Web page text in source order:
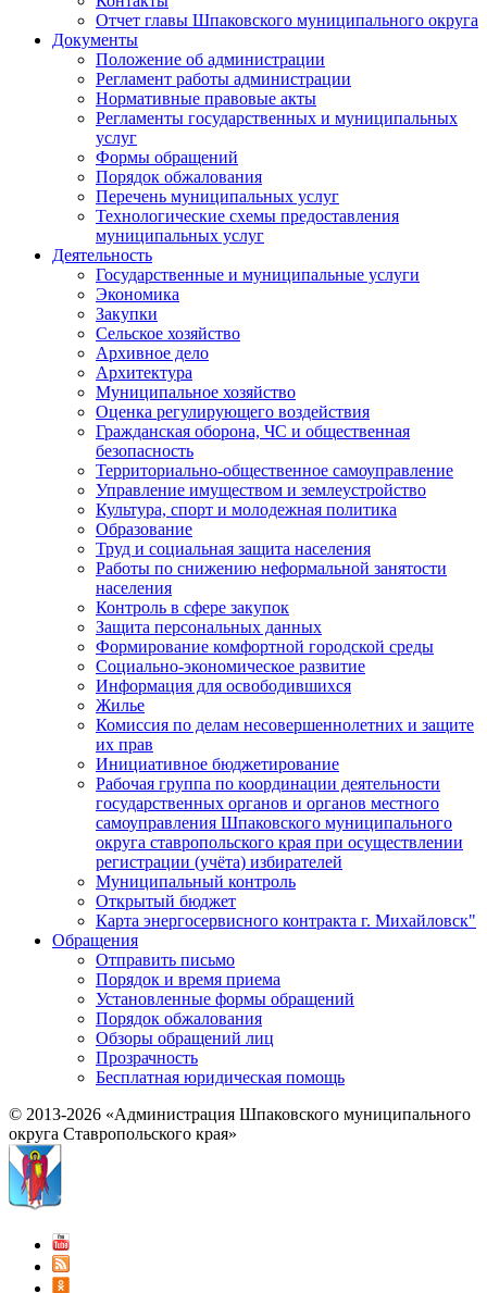
Отчет главы Шпаковского муниципального округа
Документы
Положение об администрации
Регламент работы администрации
Нормативные правовые акты
Регламенты государственных и муниципальных
услуг
Формы обращений
Порядок обжалования
Перечень муниципальных услуг
Технологические схемы предоставления
муниципальных услуг
Деятельность
Государственные и муниципальные услуги
Экономика
Закупки
Сельское хозяйство
Архивное дело
Архитектура
Муниципальное хозяйство
Оценка регулирующего воздействия
Гражданская оборона, ЧС и общественная
безопасность
Территориально-общественное самоуправление
Управление имуществом и землеустройство
Культура, спорт и молодежная политика
Образование
Труд и социальная защита населения
Работы по снижению неформальной занятости
населения
Контроль в сфере закупок
Защита персональных данных
Формирование комфортной городской среды
Социально-экономическое развитие
Информация для освободившихся
Жилье
Комиссия по делам несовершеннолетних и защите
их прав
Инициативное бюджетирование
Рабочая группа по координации деятельности
государственных органов и органов местного
самоуправления Шпаковского муниципального
округа ставропольского края при осуществлении
регистрации (учёта) избирателей
Муниципальный контроль
Открытый бюджет
Карта энергосервисного контракта г. Михайловск"
Обращения
Отправить письмо
Порядок и время приема
Установленные формы обращений
Порядок обжалования
Обзоры обращений лиц
Прозрачность
Бесплатная юридическая помощь
© 2013-2026 «Администрация Шпаковского муниципального
округа Ставропольского края»